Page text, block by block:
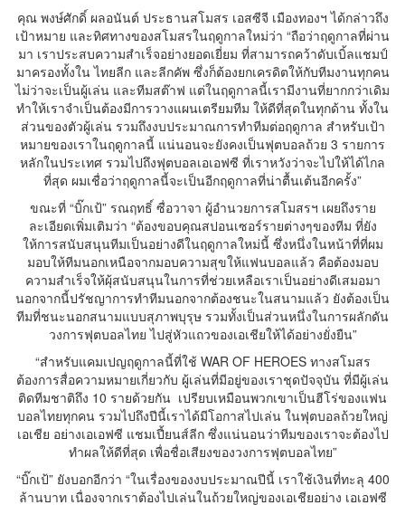
คุณ พงษ์ศักดิ์ ผลอนันต์ ประธานสโมสร เอสซีจี เมืองทองฯ ได้กล่าวถึง
เป้าหมาย และทิศทางของสโมสรในฤดูกาลใหม่ว่า “ถือว่าฤดูกาลที่ผ่าน
มา เราประสบความสำเร็จอย่างยอดเยี่ยม ที่สามารถคว้าดับเบิ้ลแชมป์
มาครองทั้งใน ไทยลีก และลีกคัพ ซึ่งก็ต้องยกเครดิตให้กับทีมงานทุกคน
ไม่ว่าจะเป็นผู้เล่น และทีมสต๊าฟ แต่ในฤดูกาลนี้เรามีงานที่ยากกว่าเดิม
ทำให้เราจำเป็นต้องมีการวางแผนเตรียมทีม ให้ดีที่สุดในทุกด้าน ทั้งใน
ส่วนของตัวผู้เล่น รวมถึงงบประมาณการทำทีมต่อฤดูกาล สำหรับเป้า
หมายของเราในฤดูกาลนี้ แน่นอนจะยังคงเป็นฟุตบอลถ้วย 3 รายการ
หลักในประเทศ รวมไปถึงฟุตบอลเอเอฟซี ที่เราหวังว่าจะไปให้ได้ไกล
ที่สุด ผมเชื่อว่าฤดูกาลนี้จะเป็นอีกฤดูกาลที่น่าตื้นเต้นอีกครั้ง”
ขณะที่ “บิ๊กเป้” รณฤทธิ์ ซื่อวาจา ผู้อำนวยการสโมสรฯ เผยถึงราย
ละเอียดเพิ่มเติมว่า “ต้องขอบคุณสปอนเซอร์รายต่างๆของทีม ที่ยัง
ให้การสนับสนุนทีมเป็นอย่างดีในฤดูกาลใหม่นี้ ซึ่งหนึ่งในหน้าที่ที่ผม
มอบให้ทีมนอกเหนือจากมอบความสุขให้แฟนบอลแล้ว คือต้องมอบ
ความสำเร็จให้ผุ้สนับสนุนในการที่ช่วยเหลือเราเป็นอย่างดีเสมอมา
นอกจากนี้ปรัชญาการทำทีมนอกจากต้องชนะในสนามแล้ว ยังต้องเป็น
ทีมที่ชนะนอกสนามแบบสุภาพบุรุษ รวมทั้งเป็นส่วนหนึ่งในการผลักดัน
วงการฟุตบอลไทย ไปสู่หัวแถวของเอเชียให้ได้อย่างยั่งยืน”
“สำหรับแคมเปญฤดูกาลนี้ที่ใช้ WAR OF HEROES ทางสโมสร
ต้องการสื่อความหมายเกี่ยวกับ ผู้เล่นที่มีอยู่ของเราชุดปัจจุบัน ที่มีผู้เล่น
ติดทีมชาติถึง 10 รายด้วยกัน เปรียบเหมือนพวกเขาเป็นฮีโร่ของแฟน
บอลไทยทุกคน รวมไปถึงปีนี้เราได้มีโอกาสไปเล่น ในฟุตบอลถ้วยใหญ่
เอเชีย อย่างเอเอฟซี แชมเปี้ยนส์ลีก ซึ่งแน่นอนว่าทีมของเราจะต้องไป
ทำผลให้ดีที่สุด เพื่อชื่อเสียงของวงการฟุตบอลไทย”
“บิ๊กเป้” ยังบอกอีกว่า “ในเรื่องของงบประมาณปีนี้ เราใช้เงินที่ทะลุ 400
ล้านบาท เนื่องจากเราต้องไปเล่นในถ้วยใหญ่ของเอเชียอย่าง เอเอฟซี